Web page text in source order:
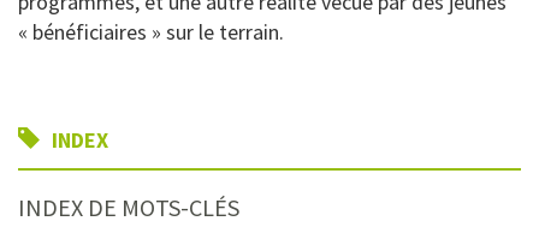
« bénéficiaires » sur le terrain.
INDEX
INDEX DE MOTS-CLÉS